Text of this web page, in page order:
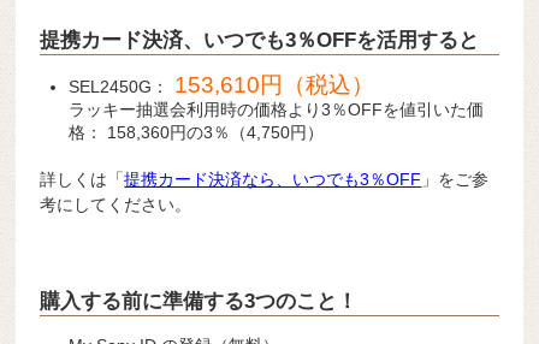
提携カード決済、いつでも3％OFFを活用すると
SEL2450G： 153,610円（税込）
ラッキー抽選会利用時の価格より3％OFFを値引いた価
格： 158,360円の3％（4,750円）
詳しくは「提携カード決済なら、いつでも3％OFF 」をご参
考にしてください。
購入する前に準備する3つのこと！